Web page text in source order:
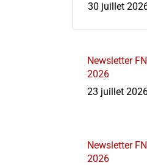
30 juillet
Newsletter
2026
23 juillet
Newsletter
2026